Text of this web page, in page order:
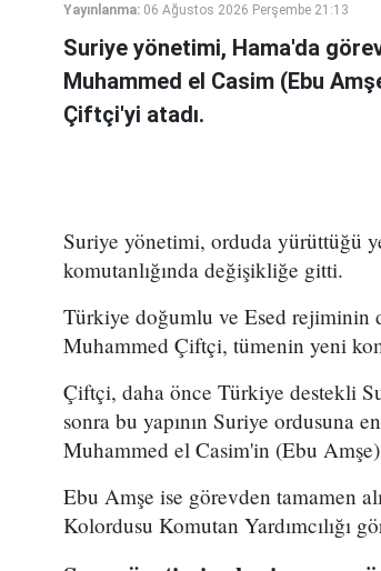
Yayınlanma: 06 Ağustos 2026 Perşembe 21:13
Suriye yönetimi, Hama'da
Muhammed el Casim (Ebu
Çiftçi'yi atadı.
Suriye yönetimi, orduda yürüttüğü
komutanlığında değişikliğe gitti.
Türkiye doğumlu ve Esed rejiminin
Muhammed Çiftçi, tümenin yeni
Çiftçi, daha önce Türkiye destekli
sonra bu yapının Suriye ordusuna
Muhammed el Casim'in (Ebu
Ebu Amşe ise görevden tamamen
Kolordusu Komutan Yardımcılığı